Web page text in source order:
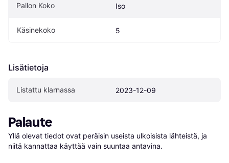
Pallon Koko Iso
Käsinekoko 5
Lisätietoja
Listattu klarnassa 2023-12-09
Palaute
Yllä olevat tiedot ovat peräisin useista ulkoisista lähteistä, ja
niitä kannattaa käyttää vain suuntaa antavina.